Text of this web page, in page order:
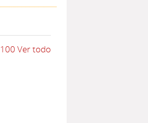
100 Ver todo